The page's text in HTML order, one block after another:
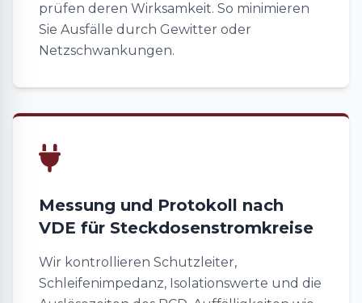
prüfen deren Wirksamkeit. So minimieren
Sie Ausfälle durch Gewitter oder
Netzschwankungen.
Messung und Protokoll nach
VDE für Steckdosenstromkreise
Wir kontrollieren Schutzleiter,
Schleifenimpedanz, Isolationswerte und die